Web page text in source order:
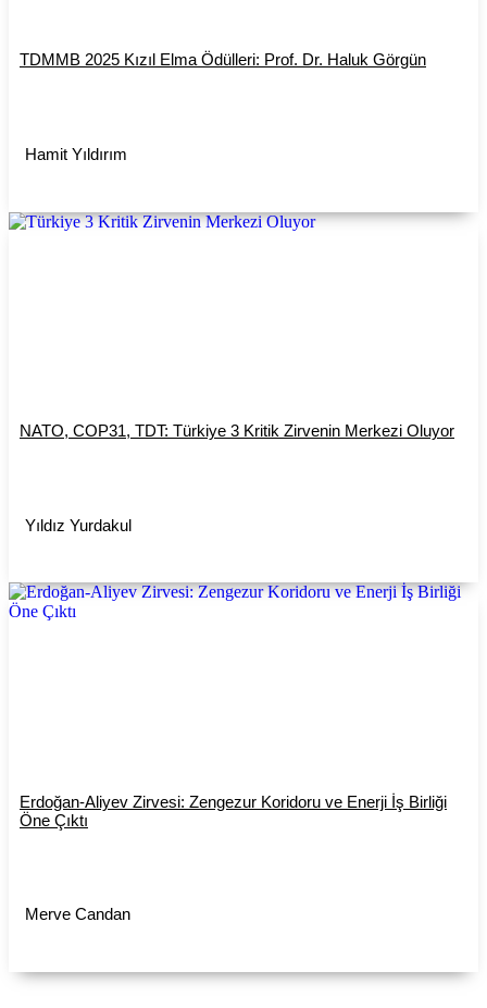
TDMMB 2025 Kızıl Elma Ödülleri: Prof. Dr. Haluk Görgün
Hamit Yıldırım
NATO, COP31, TDT: Türkiye 3 Kritik Zirvenin Merkezi Oluyor
Yıldız Yurdakul
Erdoğan-Aliyev Zirvesi: Zengezur Koridoru ve Enerji İş Birliği
Öne Çıktı
Merve Candan